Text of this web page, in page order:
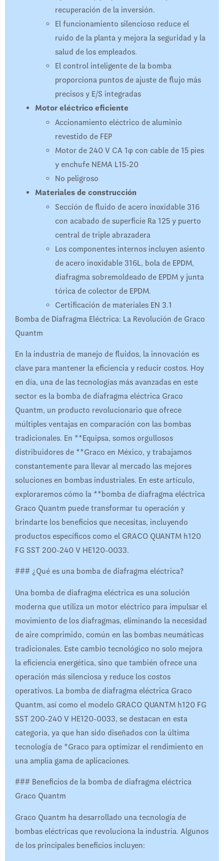
recuperación de la inversión.
El funcionamiento silencioso reduce el
ruido de la planta y mejora la seguridad y la
salud de los empleados.
El control inteligente de la bomba
proporciona puntos de ajuste de flujo más
precisos y E/S integradas
Motor eléctrico eficiente
Accionamiento eléctrico de aluminio
revestido de FEP
Motor de 240 V CA 1φ con cable de 15 pies
y enchufe NEMA L15-20
No peligroso
Materiales de construcción
Sección de fluido de acero inoxidable 316
con acabado de superficie Ra 125 y puerto
central de triple abrazadera
Los componentes internos incluyen asiento
de acero inoxidable 316L, bola de EPDM,
diafragma sobremoldeado de EPDM y junta
tórica de colector de EPDM.
Certificación de materiales EN 3.1
Bomba de Diafragma Eléctrica: La Revolución de Graco
Quantm
En la industria de manejo de fluidos, la innovación es
clave para mantener la eficiencia y reducir costos. Hoy
en día, una de las tecnologías más avanzadas en este
sector es la bomba de diafragma eléctrica Graco
Quantm, un producto revolucionario que ofrece
múltiples ventajas en comparación con las bombas
tradicionales. En **Equipsa, somos orgullosos
distribuidores de **Graco en México, y trabajamos
constantemente para llevar al mercado las mejores
soluciones en bombas industriales. En este artículo,
exploraremos cómo la **bomba de diafragma eléctrica
Graco Quantm puede transformar tu operación y
brindarte los beneficios que necesitas, incluyendo
productos específicos como el GRACO QUANTM h120
FG SST 200-240 V HE120-0033.
### ¿Qué es una bomba de diafragma eléctrica?
Una bomba de diafragma eléctrica es una solución
moderna que utiliza un motor eléctrico para impulsar el
movimiento de los diafragmas, eliminando la necesidad
de aire comprimido, común en las bombas neumáticas
tradicionales. Este cambio tecnológico no solo mejora
la eficiencia energética, sino que también ofrece una
operación más silenciosa y reduce los costos
operativos. La bomba de diafragma eléctrica Graco
Quantm, así como el modelo GRACO QUANTM h120 FG
SST 200-240 V HE120-0033, se destacan en esta
categoría, ya que han sido diseñados con la última
tecnología de *Graco para optimizar el rendimiento en
una amplia gama de aplicaciones.
### Beneficios de la bomba de diafragma eléctrica
Graco Quantm
Graco Quantm ha desarrollado una tecnología de
bombas eléctricas que revoluciona la industria. Algunos
de los principales beneficios incluyen: